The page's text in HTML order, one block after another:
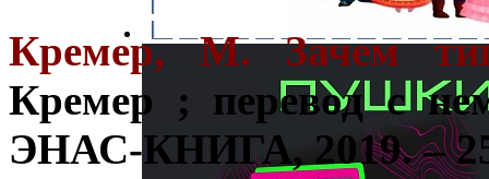
Кремер, М. Зачем
Кремер ; перевод с
ЭНАС-КНИГА, 2019. –